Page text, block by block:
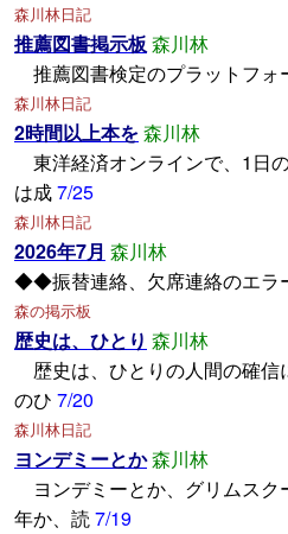
森川林日記
推薦図書掲示板森川林
推薦図書検定のプラットフォ
森川林日記
2時間以上本を森川林
東洋経済オンラインで、1日
は成7/25
森川林日記
2026年7月 森川林
◆◆振替連絡、欠席連絡のエ
森の掲示板
歴史は、ひとり 森川林
歴史は、ひとりの人間の確
のひ 7/20
森川林日記
ヨンデミーとか森川林
ヨンデミーとか、グリムスク
年か、読7/19